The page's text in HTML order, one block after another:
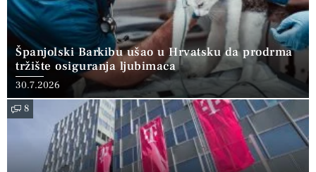
Španjolski Barkibu ušao u Hrvatsku da prodrma
tržište osiguranja ljubimaca
30.7.2026
8